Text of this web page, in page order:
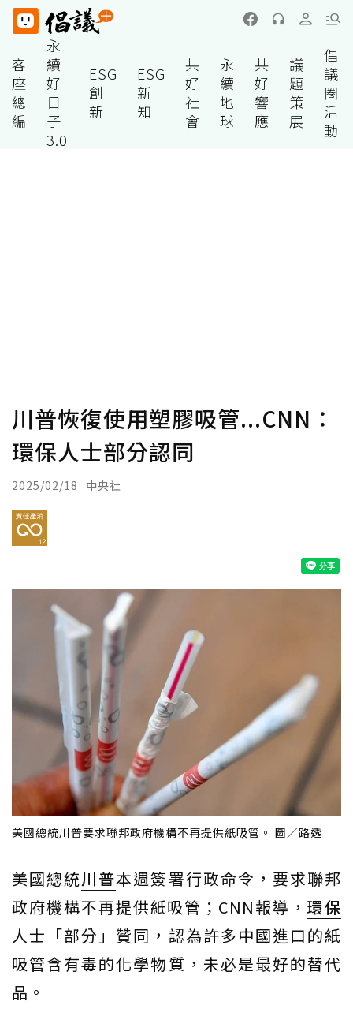
客
座
總
編
永
續
好
日
子
3.0
ESG
創
新
ESG
新
知
共
好
社
會
永
續
地
球
共
好
響
應
議
題
策
展
倡
議
圈
活
動
川普恢復使用塑膠吸管...CNN：
環保人士部分認同
2025/02/18 中央社
美國總統川普要求聯邦政府機構不再提供紙吸管。 圖／路透
美國總統川普本週簽署行政命令，要求聯邦
政府機構不再提供紙吸管；CNN報導，環保
人士「部分」贊同，認為許多中國進口的紙
吸管含有毒的化學物質，未必是最好的替代
品。